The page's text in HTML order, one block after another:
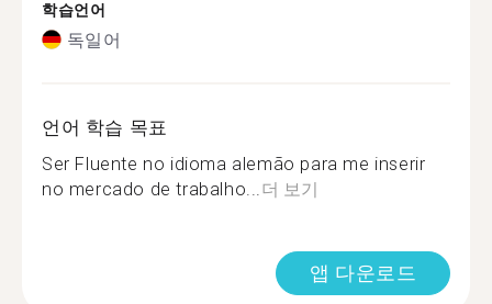
학습언어
독일어
언어 학습 목표
Ser Fluente no idioma alemão para me inserir
no mercado de trabalho... 더 보기
앱 다운로드